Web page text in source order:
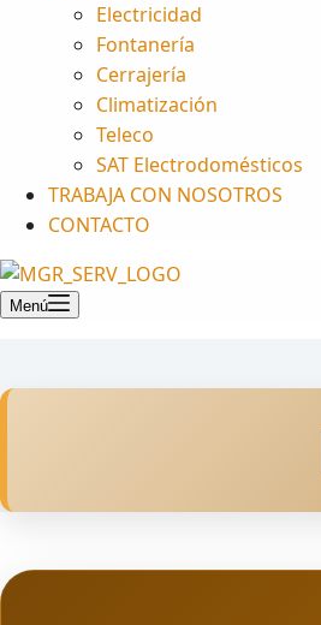
Electricidad
Fontanería
Cerrajería
Climatización
Teleco
SAT Electrodomésticos
TRABAJA CON NOSOTROS
CONTACTO
Menú